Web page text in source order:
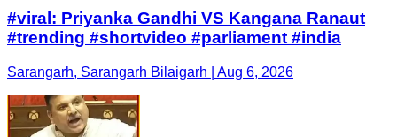
#viral: Priyanka Gandhi VS Kangana Ranaut
#trending #shortvideo #parliament #india
Sarangarh, Sarangarh Bilaigarh | Aug 6, 2026